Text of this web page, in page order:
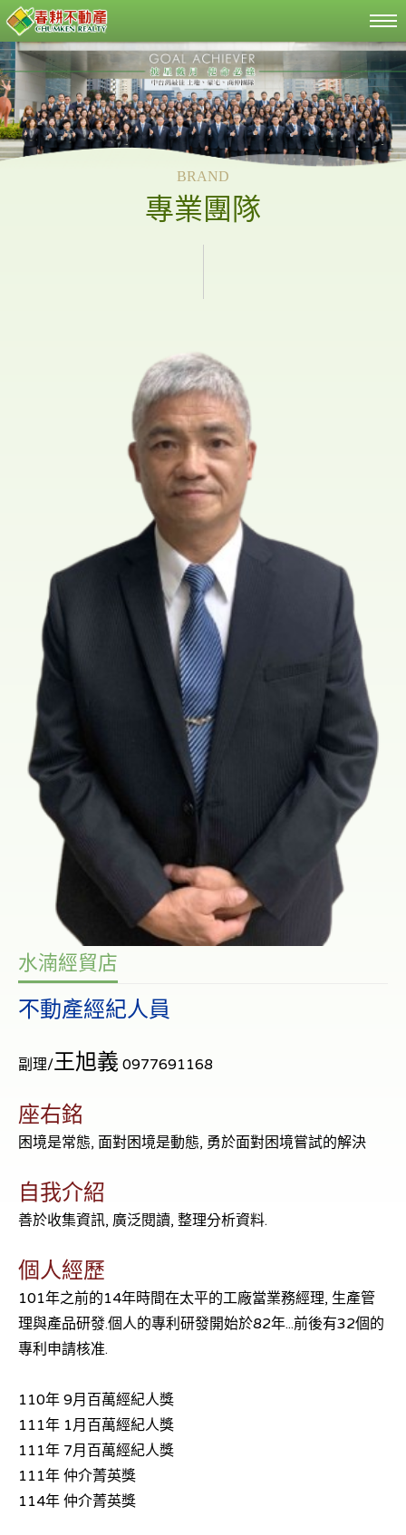
BRAND
專業團隊
水湳經貿店
不動產經紀人員
副理/王旭義 0977691168
座右銘
困境是常態, 面對困境是動態, 勇於面對困境嘗試的解決
自我介紹
善於收集資訊, 廣泛閱讀, 整理分析資料.
個人經歷
101年之前的14年時間在太平的工廠當業務經理, 生產管
理與產品研發.個人的專利研發開始於82年...前後有32個的
專利申請核准.
110年 9月百萬經紀人獎
111年 1月百萬經紀人獎
111年 7月百萬經紀人獎
111年 仲介菁英獎
114年 仲介菁英獎